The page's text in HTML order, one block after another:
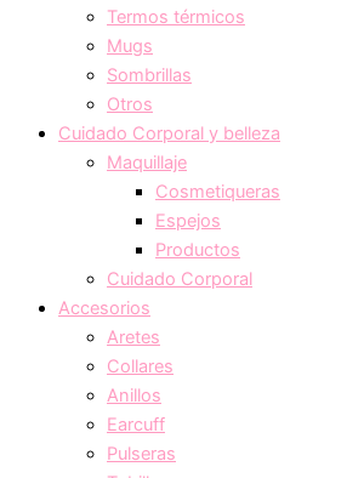
Termos térmicos
Mugs
Sombrillas
Otros
Cuidado Corporal y belleza
Maquillaje
Cosmetiqueras
Espejos
Productos
Cuidado Corporal
Accesorios
Aretes
Collares
Anillos
Earcuff
Pulseras